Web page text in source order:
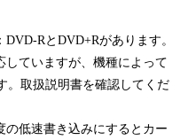
：DVD-RとDVD+Rがあります。
していますが、機種によって
。取扱説明書を確認してくだ
の低速書き込みにするとカー